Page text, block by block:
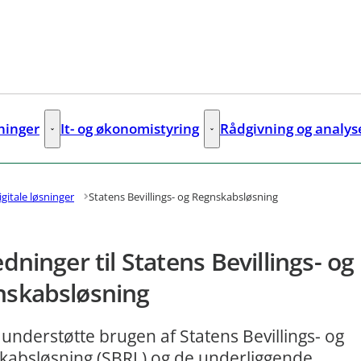
Digitale løsninger - Flere links
It- og økonomistyring It- og økonomistyring - Flere
Rådgivning og
løsninger Statens Bevillings- og Regnskabsløsning
til Statens Bevillings- og
brugen af Statens Bevillings- og